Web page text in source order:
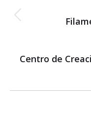
navigation
Centro de